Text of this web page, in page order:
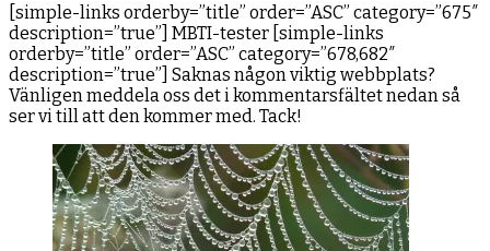
[simple-links orderby=”title” order=”ASC” category=”675″
description=”true”] MBTI-tester [simple-links
orderby=”title” order=”ASC” category=”678,682″
description=”true”] Saknas någon viktig webbplats?
Vänligen meddela oss det i kommentarsfältet nedan så
ser vi till att den kommer med. Tack!